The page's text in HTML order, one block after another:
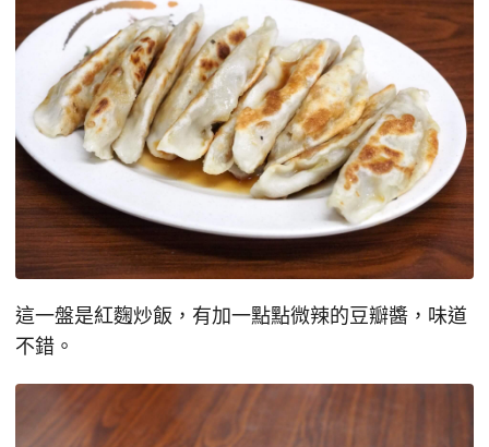
這一盤是紅麴炒飯，有加一點點微辣的豆瓣醬，味道
不錯。